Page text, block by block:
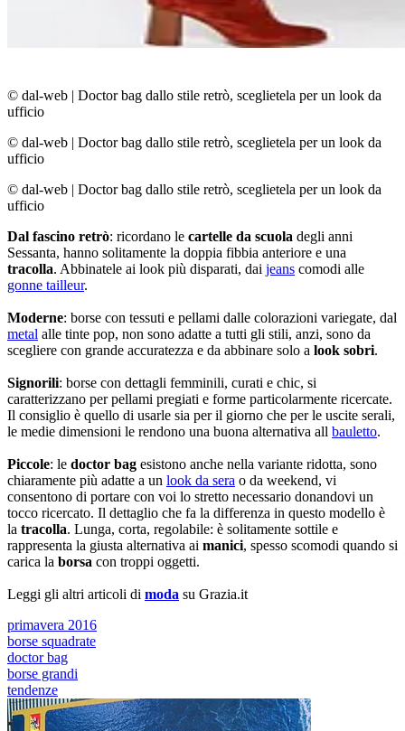
© dal-web | Doctor bag dallo stile retrò, sceglietela per un look da
ufficio
© dal-web | Doctor bag dallo stile retrò, sceglietela per un look da
ufficio
© dal-web | Doctor bag dallo stile retrò, sceglietela per un look da
ufficio
Dal fascino retrò: ricordano le cartelle da scuola degli anni
Sessanta, hanno solitamente la doppia fibbia anteriore e una
tracolla. Abbinatele ai look più disparati, dai jeans comodi alle
gonne tailleur.
Moderne: borse con tessuti e pellami dalle colorazioni variegate, dal
metal alle tinte pop, non sono adatte a tutti gli stili, anzi, sono da
scegliere con grande accuratezza e da abbinare solo a look sobri.
Signorili: borse con dettagli femminili, curati e chic, si
caratterizzano per pellami pregiati e forme particolarmente ricercate.
Il consiglio è quello di usarle sia per il giorno che per le uscite serali,
le medie dimensioni le rendono una buona alternativa all bauletto.
Piccole: le doctor bag esistono anche nella variante ridotta, sono
chiaramente più adatte a un look da sera o da weekend, vi
consentono di portare con voi lo stretto necessario donandovi un
tocco ricercato. Il dettaglio che fa la differenza in questo modello è
la tracolla. Lunga, corta, regolabile: è solitamente sottile e
rappresenta la giusta alternativa ai manici, spesso scomodi quando si
carica la borsa con troppi oggetti.
Leggi gli altri articoli di moda su Grazia.it
primavera 2016
borse squadrate
doctor bag
borse grandi
tendenze